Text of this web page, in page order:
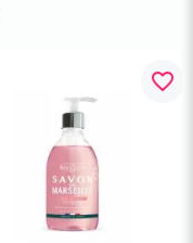
favorite_border